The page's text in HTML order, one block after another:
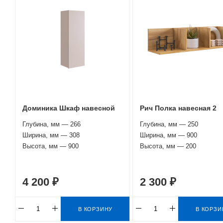
Доминика Шкаф навесной
Глубина, мм — 266
Ширина, мм — 308
Высота, мм — 900
4 200 ₽
В КОРЗИНУ
Рич Полка навесная 2
Глубина, мм — 250
Ширина, мм — 900
Высота, мм — 200
2 300 ₽
В